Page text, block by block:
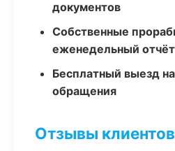
документов
Собственные
еженедельный отчёт
Бесплатный выезд
обращения
Отзывы клиентов